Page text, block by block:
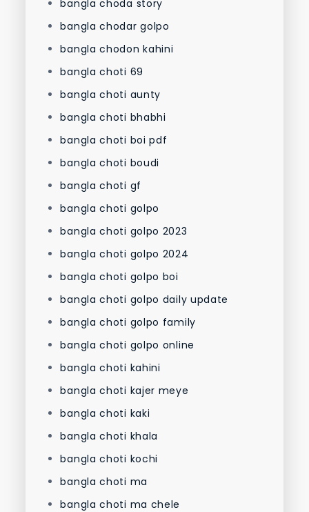
bangla choda story
bangla chodar golpo
bangla chodon kahini
bangla choti 69
bangla choti aunty
bangla choti bhabhi
bangla choti boi pdf
bangla choti boudi
bangla choti gf
bangla choti golpo
bangla choti golpo 2023
bangla choti golpo 2024
bangla choti golpo boi
bangla choti golpo daily update
bangla choti golpo family
bangla choti golpo online
bangla choti kahini
bangla choti kajer meye
bangla choti kaki
bangla choti khala
bangla choti kochi
bangla choti ma
bangla choti ma chele